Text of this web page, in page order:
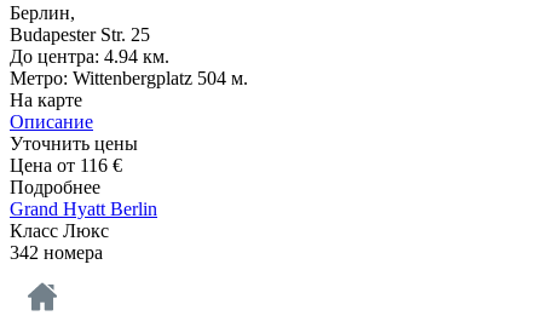
Берлин,
Budapester Str. 25
До центра: 4.94 км.
Метро: Wittenbergplatz 504 м.
На карте
Описание
Уточнить цены
Цена от 116 €
Подробнее
Grand Hyatt Berlin
Класс Люкс
342 номера